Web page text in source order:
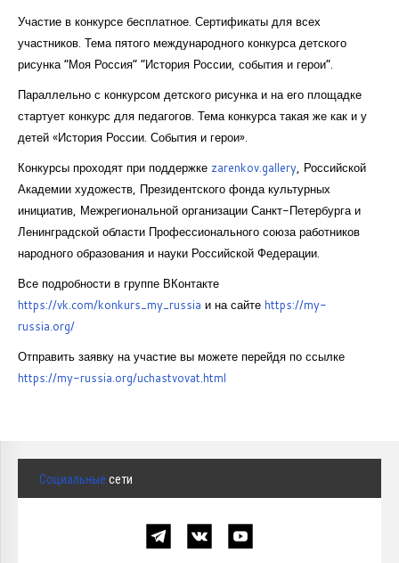
Участие в конкурсе бесплатное. Сертификаты для всех
участников. Тема пятого международного конкурса детского
рисунка “Моя Россия” “История России, события и герои”.
Параллельно с конкурсом детского рисунка и на его площадке
стартует конкурс для педагогов. Тема конкурса такая же как и у
детей «История России. События и герои».
Конкурсы проходят при поддержке zarenkov.gallery Российской
Академии художеств, Президентского фонда культурных
инициатив, Межрегиональной организации Санкт-Петербурга и
Ленинградской области Профессионального союза работников
народного образования и науки Российской Федерации.
Все подробности в группе ВКонтакте
https://vk.com/konkurs_my_russia и на сайте https://my-
russia.org/
Отправить заявку на участие вы можете перейдя по ссылке
https://my-russia.org/uchastvovat.html
Социальные сети